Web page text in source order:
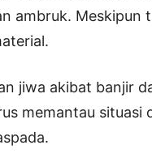
ambruk. Meskipun
jiwa akibat banjir
memantau situasi